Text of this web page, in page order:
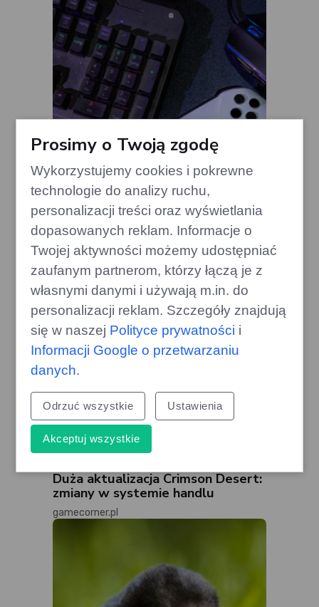
Przyszłość gier XBOX na Steamie:
Microsoft analizuje strategię
gamecorner.pl
Duża aktualizacja Crimson Desert:
zmiany w systemie handlu
gamecorner.pl
Prosimy o Twoją zgodę
Wykorzystujemy cookies i pokrewne
technologie do analizy ruchu,
personalizacji treści oraz wyświetlania
dopasowanych reklam. Informacje o
Twojej aktywności możemy udostępniać
zaufanym partnerom, którzy łączą je z
własnymi danymi i używają m.in. do
personalizacji reklam. Szczegóły znajdują
się w naszej Polityce prywatności i
Informacji Google o przetwarzaniu
danych.
Odrzuć wszystkie Ustawienia
Akceptuj wszystkie